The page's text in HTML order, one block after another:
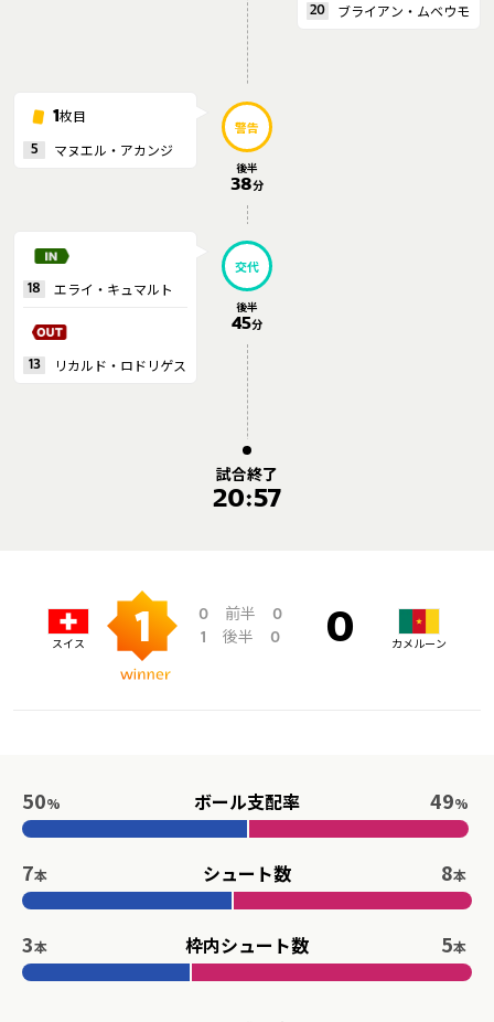
20 ブライアン・ムベウモ
1枚目
5 マヌエル・アカンジ
警告
後半
38分
18 エライ・キュマルト
13 リカルド・ロドリゲス
交代
後半
45分
試合終了
20:57
スイス 1 0 前半
0
1
後半 0 0 カメルーン
ボール支配率
50% 49%
シュート数
7本 8本
枠内シュート数
3本 5本